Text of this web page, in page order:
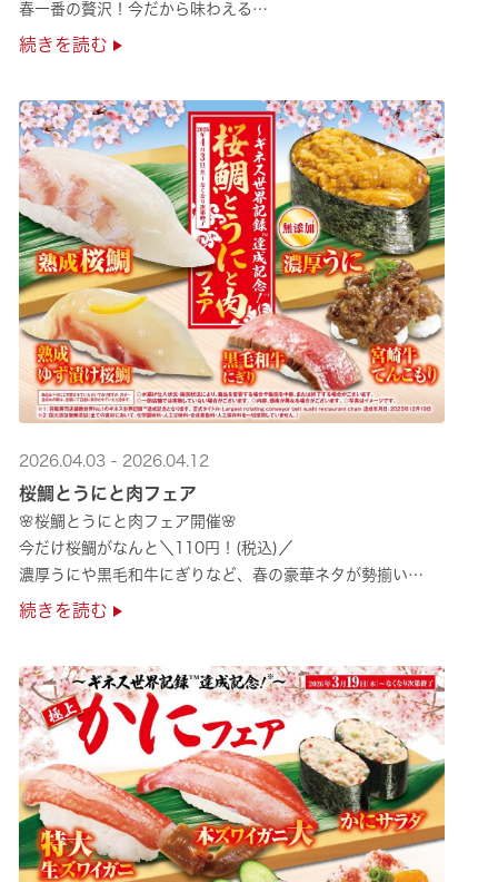
春一番の贅沢！今だから味わえる
旬の旨さの熟成🌸桜鯛と
是非お越しください✨
続きを読む
2026.04.03 - 2026.04.12
桜鯛とうにと肉フェア
🌸桜鯛とうにと肉フェア開催🌸
今だけ桜鯛がなんと＼110円！(税込)／
濃厚うにや黒毛和牛にぎりなど、春の豪華ネタが勢揃い
是非お越しください✨
続きを読む